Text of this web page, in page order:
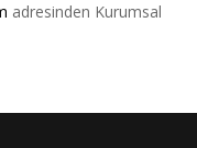
adresinden Kurumsal